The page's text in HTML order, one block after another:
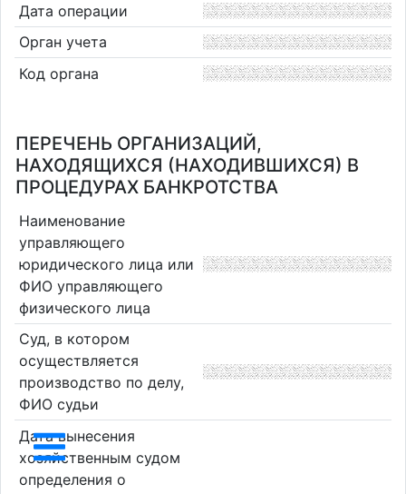
Дата операции
Орган учета
Код органа
ПЕРЕЧЕНЬ ОРГАНИЗАЦИЙ,
НАХОДЯЩИХСЯ (НАХОДИВШИХСЯ) В
ПРОЦЕДУРАХ БАНКРОТСТВА
Наименование
управляющего
юридического лица или
ФИО управляющего
физического лица
Суд, в котором
осуществляется
производство по делу,
ФИО судьи
Дата вынесения
хозяйственным судом
определения о